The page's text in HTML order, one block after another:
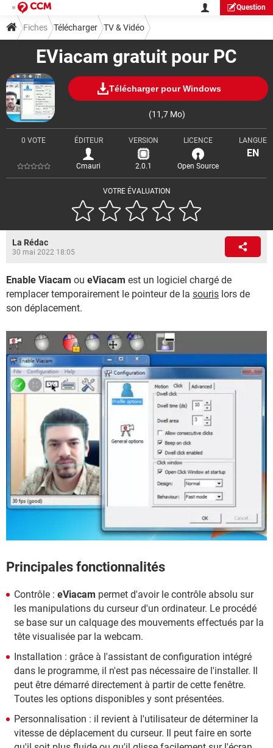
Question
EViacam gratuit pour PC
Télécharger pour Windows
(11,7 Mo)
VOTRE ÉVALUATION
0 VOTE ÉDITEUR
Cmauri
VERSION
2.0.1
LICENCE
Open Source
LANGUE
EN
Fiches Télécharger TV & Vidéo
La Rédac
30 mai 2022 18:05
Enable Viacam ou eViacam est un logiciel chargé de
remplacer temporairement le pointeur de la souris lors de
son déplacement.
Principales fonctionnalités
Contrôle : eViacam permet d'avoir le contrôle absolu sur
les manipulations du curseur d'un ordinateur. Le procédé
se base sur un calquage des mouvements effectués par la
tête visualisée par la webcam.
Installation : grâce à l'assistant de configuration intégré
dans le programme, il n'est pas nécessaire de l'installer. Il
peut être démarré directement à partir de cette fenêtre.
Toutes les options disponibles y sont présentées.
Personnalisation : il revient à l'utilisateur de déterminer la
vitesse de déplacement du curseur. Il peut faire en sorte